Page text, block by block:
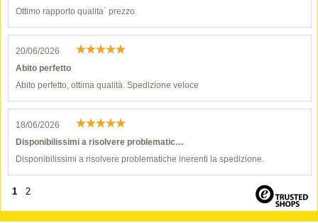
Ottimo rapporto qualita` prezzo.
20/06/2026
Abito perfetto
Abito perfetto, ottima qualità. Spedizione veloce
18/06/2026
Disponibilissimi a risolvere problematic…
Disponibilissimi a risolvere problematiche inerenti la spedizione.
1 2